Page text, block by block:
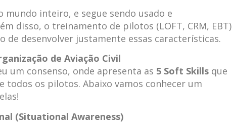
mundo inteiro, e segue sendo usado e
disso, o treinamento de pilotos (LOFT, CRM, EBT)
de desenvolver justamente essas características.
de Aviação Civil
um consenso, onde apresenta as 5 Soft Skills que
todos os pilotos. Abaixo vamos conhecer um
(Situational Awareness)